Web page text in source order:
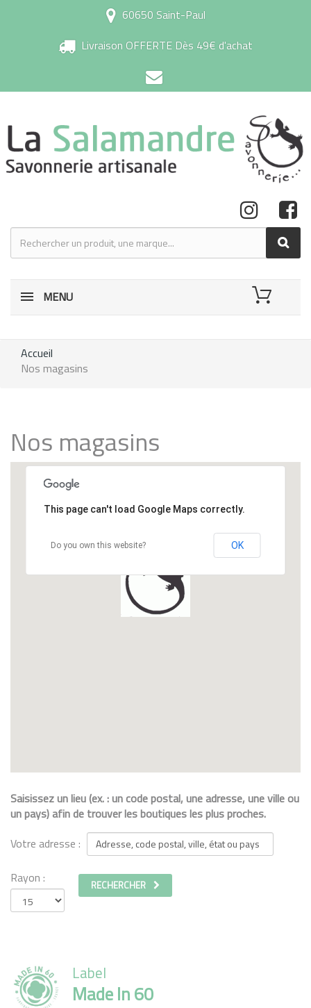
60650 Saint-Paul
Livraison OFFERTE Dès 49€ d'achat
MENU
Accueil
Nos magasins
Nos magasins
This page can't load Google Maps correctly.
Do you own this website? OK
Saisissez un lieu (ex. : un code postal, une adresse, une ville ou
un pays) afin de trouver les boutiques les plus proches.
Votre adresse :
Rayon : RECHERCHER
Label
Made In 60